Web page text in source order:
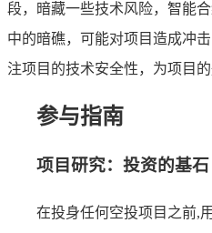
段，暗藏一些技术风险，智能
中的暗礁，可能对项目造成冲
注项目的技术安全性，为项目的
参与指南
项目研究：投资的基石
在投身任何空投项目之前,